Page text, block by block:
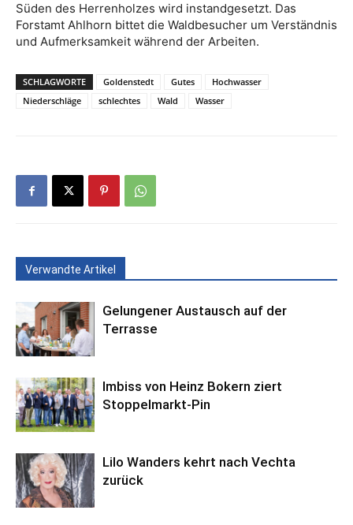
Süden des Herrenholzes wird instandgesetzt. Das
Forstamt Ahlhorn bittet die Waldbesucher um Verständnis
und Aufmerksamkeit während der Arbeiten.
SCHLAGWORTE Goldenstedt Gutes
Hochwasser
Niederschläge
schlechtes Wald Wasser
Verwandte Artikel
Gelungener Austausch auf der
Terrasse
Imbiss von Heinz Bokern ziert
Stoppelmarkt-Pin
Lilo Wanders kehrt nach Vechta
zurück